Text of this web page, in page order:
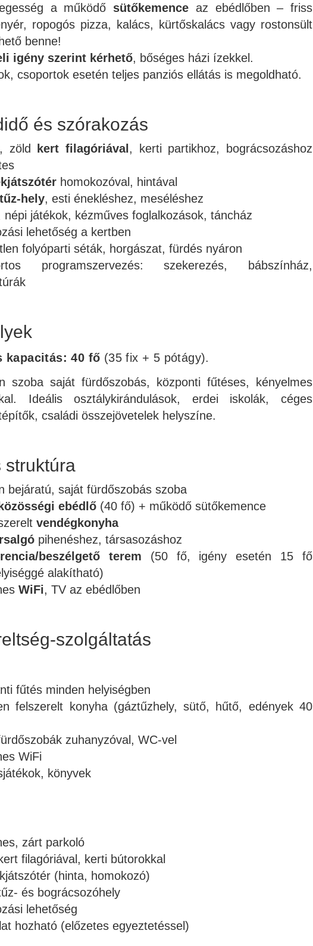
a működő sütőkemence az ebédlőben – friss
ropogós pizza, kalács, kürtőskalács vagy rostonsült
benne!
igény szerint kérhető, bőséges házi ízekkel.
csoportok esetén teljes panziós ellátás is megoldható.
és szórakozás
zöld kert filagóriával, kerti partikhoz, bográcsozáshoz
homokozóval, hintával
hely, esti énekléshez, meséléshez
népi játékok, kézműves foglalkozások, táncház
lehetőség a kertben
folyóparti séták, horgászat, fürdés nyáron
programszervezés: szekerezés, bábszínház,
kapacitás: 40 fő (35 fix + 5 pótágy).
szoba saját fürdőszobás, központi fűtéses, kényelmes
Ideális osztálykirándulások, erdei iskolák, céges
családi összejövetelek helyszíne.
struktúra
bejáratú, saját fürdőszobás szoba
ebédlő (40 fő) + működő sütőkemence
vendégkonyha
pihenéshez, társasozáshoz
beszélgető terem (50 fő, igény esetén 15 fő
alakítható)
WiFi, TV az ebédlőben
szolgáltatás
fűtés minden helyiségben
felszerelt konyha (gáztűzhely, sütő, hűtő, edények 40
zuhanyzóval, WC-vel
WiFi
könyvek
zárt parkoló
filagóriával, kerti bútorokkal
(hinta, homokozó)
és bográcsozóhely
lehetőség
hozható (előzetes egyeztetéssel)